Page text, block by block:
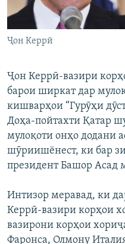
ГУЗОРИШҲОИ РАДИОӢ
Русский
Ҳамаи сомонаҳои
Ҷон Керрӣ
Ҷон Керрӣ-вазири
барои ширкат дар
кишварҳои “Гурӯҳи
Доҳа-пойтахти Қатар
мулоқоти онҳо додани
шӯриишёнест, ки бар
президент Башор Асад
Интизор меравад, ки
Керрӣ-вазири корҳои
вазирони корҳои
Фаронса, Олмону